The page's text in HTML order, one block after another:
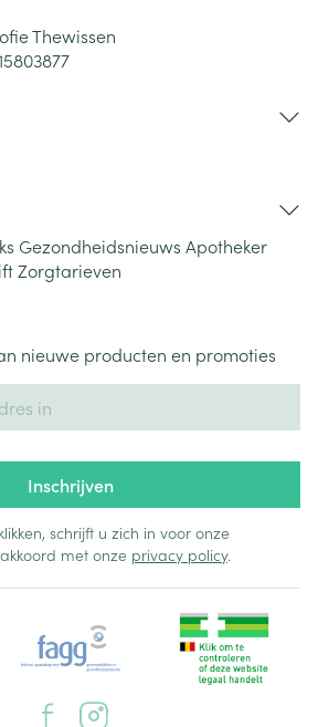
Thewissen
Gezondheidsnieuws Apotheker
Zorgtarieven
nieuwe producten en promoties
Inschrijven
schrijft u zich in voor onze
met onze privacy policy.